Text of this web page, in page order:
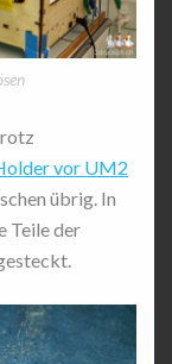
vor UM2
übrig. In
Teile der